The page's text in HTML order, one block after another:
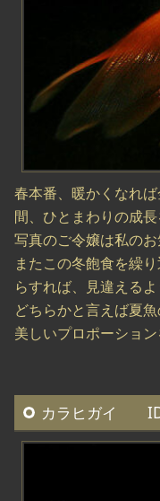
春本番、暖かくなれ
間、ひとまわりの成長
写真のご令嬢は私の
またこの冬飽食を繰
らすれば、見違えるよ
どちらかと言えば夏
美しいプロポーショ
カラヒガイ